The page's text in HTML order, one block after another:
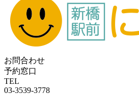
お問合わせ
予約窓口
TEL
03-3539-3778